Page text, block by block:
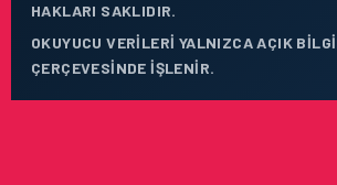
HAKLARI SAKLIDIR.
OKUYUCU VERILERI YALNIZCA AÇIK
ÇERÇEVESINDE IŞLENIR.